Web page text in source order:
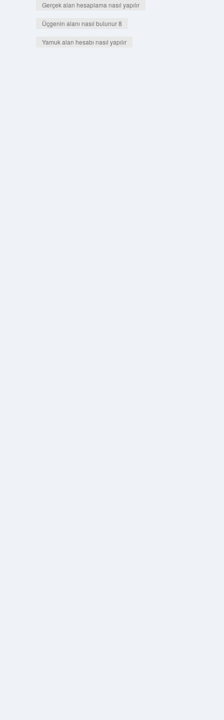
Gerçek alan hesaplama nasıl yapılır
Üçgenin alanı nasıl bulunur 8
Yamuk alan hesabı nasıl yapılır